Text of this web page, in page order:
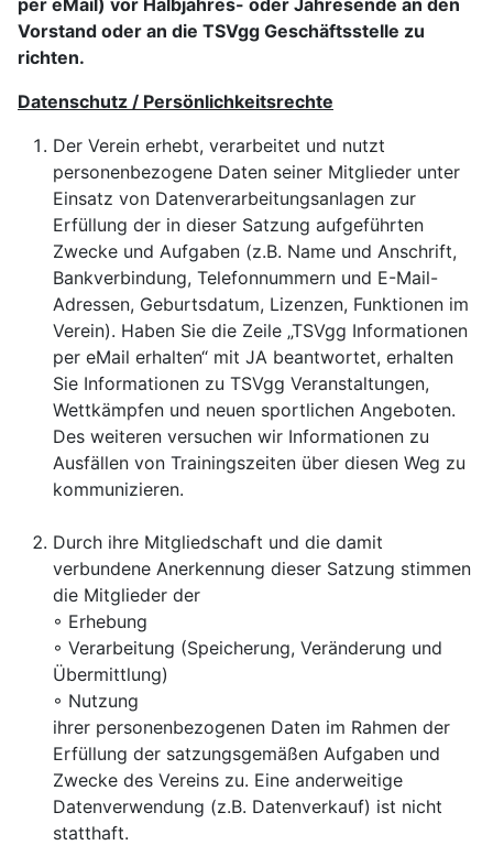
Vorstand oder an die TSVgg Geschäftsstelle zu
richten.
Datenschutz / Persönlichkeitsrechte
Der Verein erhebt, verarbeitet und nutzt
personenbezogene Daten seiner Mitglieder unter
Einsatz von Datenverarbeitungsanlagen zur
Erfüllung der in dieser Satzung aufgeführten
Zwecke und Aufgaben (z.B. Name und Anschrift,
Bankverbindung, Telefonnummern und E-Mail-
Adressen, Geburtsdatum, Lizenzen, Funktionen im
Verein). Haben Sie die Zeile „TSVgg Informationen
per eMail erhalten“ mit JA beantwortet, erhalten
Sie Informationen zu TSVgg Veranstaltungen,
Wettkämpfen und neuen sportlichen Angeboten.
Des weiteren versuchen wir Informationen zu
Ausfällen von Trainingszeiten über diesen Weg zu
kommunizieren.
Durch ihre Mitgliedschaft und die damit
verbundene Anerkennung dieser Satzung stimmen
die Mitglieder der
◦ Erhebung
◦ Verarbeitung (Speicherung, Veränderung und
Übermittlung)
◦ Nutzung
ihrer personenbezogenen Daten im Rahmen der
Erfüllung der satzungsgemäßen Aufgaben und
Zwecke des Vereins zu. Eine anderweitige
Datenverwendung (z.B. Datenverkauf) ist nicht
statthaft.